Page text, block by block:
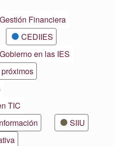
Financiera
CEDIIES
Gobierno en las IES
próximos
TIC
SIIU